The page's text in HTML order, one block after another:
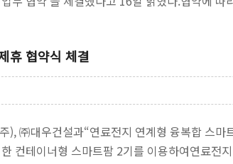
휴 협약식 체결
㈜대우건설과“연료전지 연계형 융복합 스마
컨테이너형 스마트팜 2기를 이용하여연료전